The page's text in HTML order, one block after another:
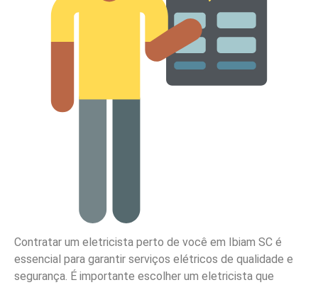
Contratar um eletricista perto de você em Ibiam SC é
essencial para garantir serviços elétricos de qualidade e
segurança. É importante escolher um eletricista que